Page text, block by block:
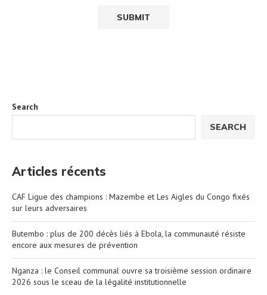
Search
SEARCH
Articles récents
CAF Ligue des champions : Mazembe et Les Aigles du Congo fixés
sur leurs adversaires
Butembo : plus de 200 décès liés à Ebola, la communauté résiste
encore aux mesures de prévention
Nganza : le Conseil communal ouvre sa troisième session ordinaire
2026 sous le sceau de la légalité institutionnelle